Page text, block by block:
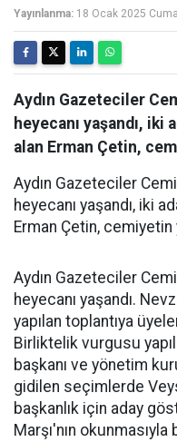
Yayınlanma: 18 Ocak 2025
Aydın Gazeteciler
heyecanı yaşandı, iki
alan Erman Çetin,
Aydın Gazeteciler
heyecanı yaşandı, iki
Erman Çetin, cemiyetin
Aydın Gazeteciler
heyecanı yaşandı.
yapılan toplantıya
Birliktelik vurgusu
başkanı ve yönetim
gidilen seçimlerde
başkanlık için aday
Marşı'nın